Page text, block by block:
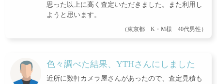
思った以上に高く査定いただきました。また利用し
ようと思います。
（東京都 K・M様 40代男性）
色々調べた結果、YTHさんにしました
近所に数軒カメラ屋さんがあったので、査定見積も